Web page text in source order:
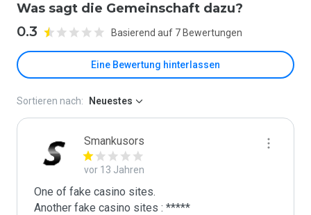
Was sagt die Gemeinschaft dazu?
0.3 Basierend auf 7 Bewertungen
Eine Bewertung hinterlassen
Sortieren nach: Neuestes
Smankusors
vor 13 Jahren
One of fake casino sites.
Another fake casino sites : *****